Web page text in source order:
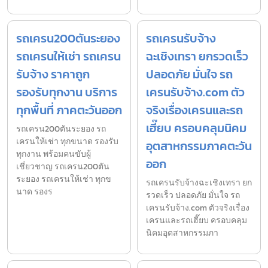
รถเครน200ตันระยอง
รถเครนให้เช่า รถเครน
รับจ้าง ราคาถูก
รองรับทุกงาน บริการ
ทุกพื้นที่ ภาคตะวันออก
รถเครน200ตันระยอง รถ
เครนให้เช่า ทุกขนาด รองรับ
ทุกงาน พร้อมคนขับผู้
เชี่ยวชาญ รถเครน200ตัน
ระยอง รถเครนให้เช่า ทุกข
นาด รองร
รถเครนรับจ้าง
ฉะเชิงเทรา ยกรวดเร็ว
ปลอดภัย มั่นใจ รถ
เครนรับจ้าง.com ตัว
จริงเรื่องเครนและรถ
เฮี๊ยบ ครอบคลุมนิคม
อุตสาหกรรมภาคตะวัน
ออก
รถเครนรับจ้างฉะเชิงเทรา ยก
รวดเร็ว ปลอดภัย มั่นใจ รถ
เครนรับจ้าง.com ตัวจริงเรื่อง
เครนและรถเฮี๊ยบ ครอบคลุม
นิคมอุตสาหกรรมภา